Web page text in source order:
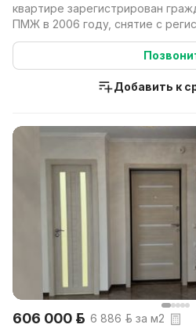
квартире зарегистрирован
ПМЖ в 2006 году, снятие с
суд...
Добавить к
606 000 р. 6 886 р. за м2